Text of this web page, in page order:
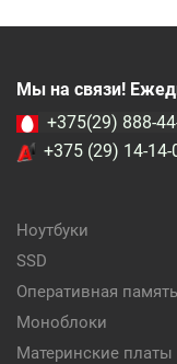
Мы на связи!
+375(29) 888-
+375 (29) 14-14-
Ноутбуки
SSD
Оперативная память
Моноблоки
Материнские платы